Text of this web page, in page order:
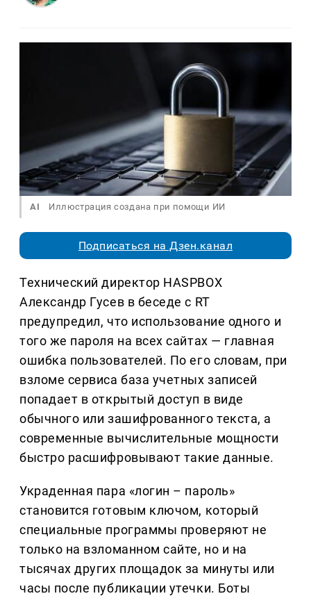
AI Иллюстрация создана при помощи ИИ
Подписаться на Дзен.канал
Технический директор HASPBOX
Александр Гусев в беседе с RT
предупредил, что использование одного и
того же пароля на всех сайтах — главная
ошибка пользователей. По его словам, при
взломе сервиса база учетных записей
попадает в открытый доступ в виде
обычного или зашифрованного текста, а
современные вычислительные мощности
быстро расшифровывают такие данные.
Украденная пара «логин – пароль»
становится готовым ключом, который
специальные программы проверяют не
только на взломанном сайте, но и на
тысячах других площадок за минуты или
часы после публикации утечки. Боты